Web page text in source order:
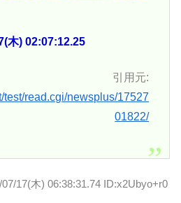
木) 02:07:12.25
引用元:
test/read.cgi/newsplus/17527
01822/
07/17(木) 06:38:31.74 ID:x2Ubyo+r0